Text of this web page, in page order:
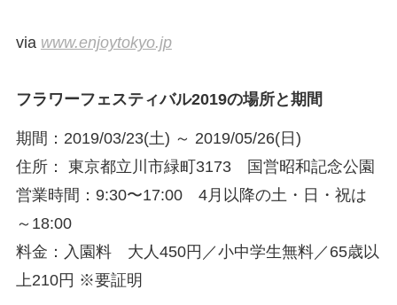
via www.enjoytokyo.jp
フラワーフェスティバル2019の場所と期間
期間：2019/03/23(土) ～ 2019/05/26(日)
住所： 東京都立川市緑町3173 国営昭和記念公園
営業時間：9:30〜17:00 4月以降の土・日・祝は
～18:00
料金：入園料 大人450円／小中学生無料／65歳以
上210円 ※要証明